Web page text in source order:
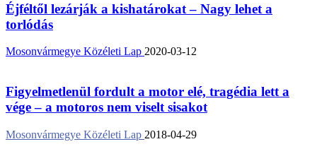
Éjféltől lezárják a kishatárokat – Nagy lehet a
torlódás
Mosonvármegye Közéleti Lap 2020-03-12
Figyelmetlenül fordult a motor elé, tragédia lett a
vége – a motoros nem viselt sisakot
Mosonvármegye Közéleti Lap 2018-04-29